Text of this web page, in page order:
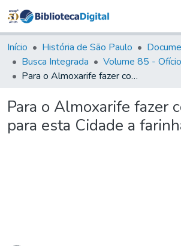
&
Coleções
Tudo na
Biblioteca
Estatísticas
Início História de São Paulo
Busca Integrada
Para o Almoxarife fazer conduzir para esta Cidade a farinha Reyuna.
Para o Almoxarife fazer
para esta Cidade a